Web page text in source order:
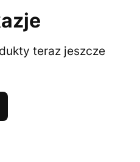
teraz jeszcze